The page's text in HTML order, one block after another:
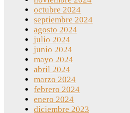
octubre 2024
septiembre 2024
agosto 2024
julio 2024
junio 2024
mayo 2024
abril 2024
marzo 2024
febrero 2024
enero 2024
diciembre 2023